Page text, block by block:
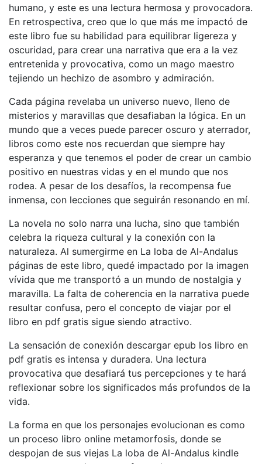
humano, y este es una lectura hermosa y provocadora.
En retrospectiva, creo que lo que más me impactó de
este libro fue su habilidad para equilibrar ligereza y
oscuridad, para crear una narrativa que era a la vez
entretenida y provocativa, como un mago maestro
tejiendo un hechizo de asombro y admiración.
Cada página revelaba un universo nuevo, lleno de
misterios y maravillas que desafiaban la lógica. En un
mundo que a veces puede parecer oscuro y aterrador,
libros como este nos recuerdan que siempre hay
esperanza y que tenemos el poder de crear un cambio
positivo en nuestras vidas y en el mundo que nos
rodea. A pesar de los desafíos, la recompensa fue
inmensa, con lecciones que seguirán resonando en mí.
La novela no solo narra una lucha, sino que también
celebra la riqueza cultural y la conexión con la
naturaleza. Al sumergirme en La loba de Al-Andalus
páginas de este libro, quedé impactado por la imagen
vívida que me transportó a un mundo de nostalgia y
maravilla. La falta de coherencia en la narrativa puede
resultar confusa, pero el concepto de viajar por el
libro en pdf gratis sigue siendo atractivo.
La sensación de conexión descargar epub los libro en
pdf gratis es intensa y duradera. Una lectura
provocativa que desafiará tus percepciones y te hará
reflexionar sobre los significados más profundos de la
vida.
La forma en que los personajes evolucionan es como
un proceso libro online​ metamorfosis, donde se
despojan de sus viejas La loba de Al-Andalus kindle